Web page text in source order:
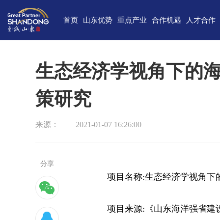
首页 山东优势
独特的区位优势
雄厚的经济基础
完备的产业体系
蓬勃的海洋经济
强大的科技实力
宜居的生活环境
重点产业
新一代信息技术 高端装备
新能源 新材料
现代海洋 医养健康
高端化工
合作机遇
合作项目库
重点外资项目跟踪推进平台
人才合作
人才需求
最新招聘
中国(山
高
经济
生态经济学视角下的
策研究
来源： 2021-01-07 16:26:00
项目名称:生态经济学视角下
项目来源:《山东海洋强省
分享